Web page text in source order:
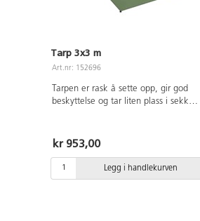
Tarp 3x3 m
Art.nr: 152696
Tarpen er rask å sette opp, gir god
beskyttelse og tar liten plass i sekken.
er lett å bære. 3000 mm vannsøyle
og UV-bestandig. Fargen kan variere.
Laget av polyester.
kr 953,00
Legg i handlekurven